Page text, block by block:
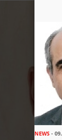
NEWS -